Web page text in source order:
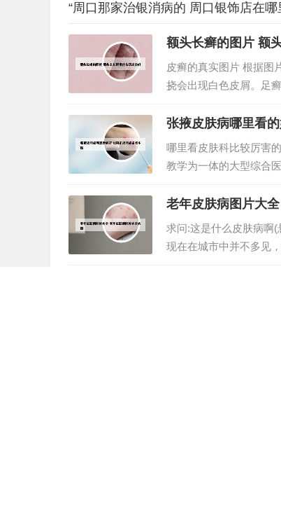
“周口那家治银消病的 周口银饰店在哪
额头长癣的图片 额
皮癣的真实图片 根据图
挠会出现白色皮屑。足
病重，冬春病减。皮肤
立马跑开了，家长也没
张掖皮肤病哪里看
哪里看皮肤科比较厉害
教学为一体的大型综合
医科大学附属第一医院
院、中南大学湘雅医院
老年皮肤病图片大
求问:这是什么皮肤病啊
现在在城市中并不多见
瘙痒更为普遍。 血虚风